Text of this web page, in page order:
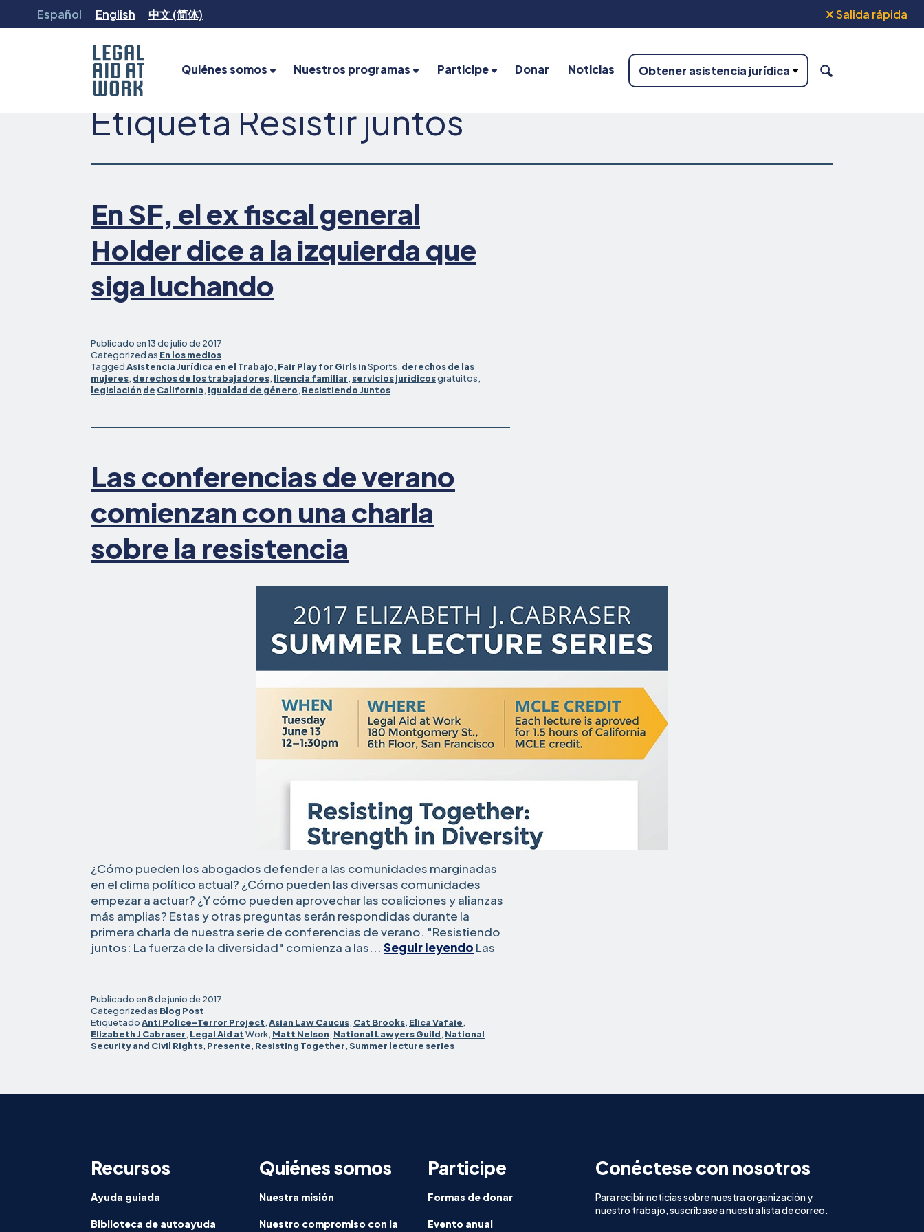
Español English 中文 (简体) Salida rápida
Legal
Aid
Quiénes somos Nuestros programas Participe Donar Noticias Obtener asistencia jurídica BUSCAR
Etiqueta Resistir juntos
En SF, el ex fiscal general
Holder dice a la izquierda que
siga luchando
Publicado en13 de julio de 2017
Categorized as En los medios
TaggedAsistencia Jurídica en el Trabajo, Fair Play for Girls inSports, derechos de las
mujeres, derechos de los trabajadores, licencia familiar, servicios jurídicosgratuitos,
legislación de California, igualdad de género, Resistiendo Juntos
Las conferencias de verano
comienzan con una charla
sobre la resistencia
¿Cómo pueden los abogados defender a las comunidades marginadas
en el clima político actual? ¿Cómo pueden las diversas comunidades
empezar a actuar? ¿Y cómo pueden aprovechar las coaliciones y alianzas
más amplias? Estas y otras preguntas serán respondidas durante la
primera charla de nuestra serie de conferencias de verano. "Resistiendo
juntos: La fuerza de la diversidad" comienza a las... Seguir leyendo Las
Publicado en8 de junio de 2017
Categorized as Blog Post
EtiquetadoAnti Police-Terror Project,Asian Law Caucus, Cat Brooks, Elica Vafaie,
Elizabeth J Cabraser, Legal Aid atWork, Matt Nelson, National Lawyers Guild, National
Security and Civil Rights, Presente, Resisting Together,Summer lecture series
Recursos
Ayuda guiada
Biblioteca de autoayuda
Quiénes somos
Nuestra misión
Nuestro compromiso con la
Participe
Formas de donar
Evento anual
Conéctese con nosotros
Para recibir noticias sobre nuestra organización y
nuestro trabajo, suscríbase a nuestra lista de correo.